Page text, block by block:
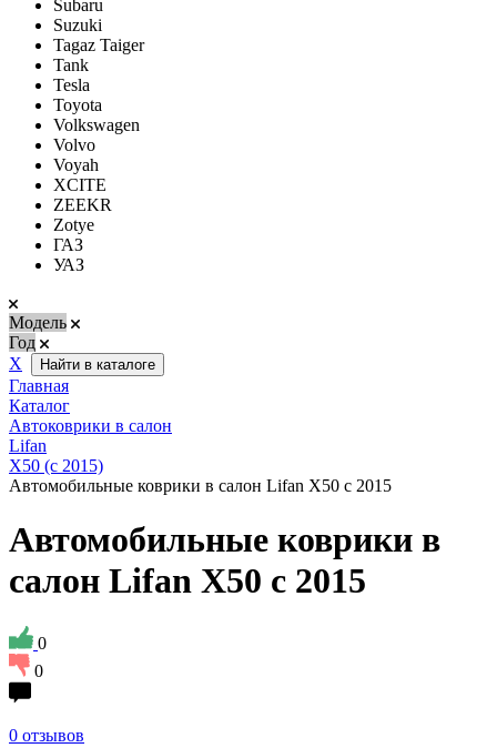
Subaru
Suzuki
Tagaz Taiger
Tank
Tesla
Toyota
Volkswagen
Volvo
Voyah
XCITE
ZEEKR
Zotye
ГАЗ
УАЗ
Модель
Год
Х
Найти в каталоге
Главная
Каталог
Автоковрики в салон
Lifan
X50 (с 2015)
Автомобильные коврики в салон Lifan X50 с 2015
Автомобильные коврики в
салон Lifan X50 с 2015
0
0
0 отзывов